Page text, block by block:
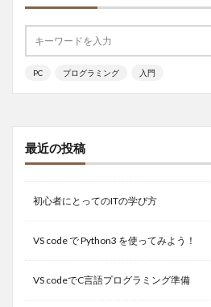
PC プログラミング 入門
最近の投稿
初心者にとってのITの学び方
VS code で Python3 を使ってみよう！
VS codeでC言語プログラミング準備